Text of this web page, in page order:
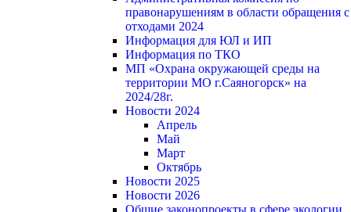
правонарушениям в области обращения с
отходами 2024
Информация для ЮЛ и ИП
Информация по ТКО
МП «Охрана окружающей среды на
территории МО г.Саяногорск» на
2024/28г.
Новости 2024
Апрель
Май
Март
Октябрь
Новости 2025
Новости 2026